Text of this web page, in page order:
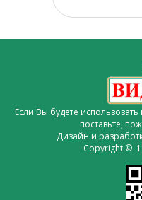
Если Вы будете
поставьте,
Дизайн и
Copyright ©